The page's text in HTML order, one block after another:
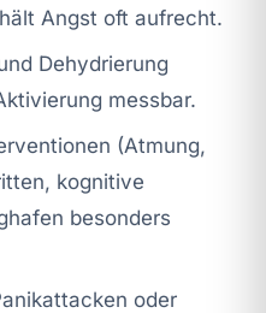
Angst oft aufrecht.
Dehydrierung
messbar.
(Atmung,
kognitive
besonders
oder